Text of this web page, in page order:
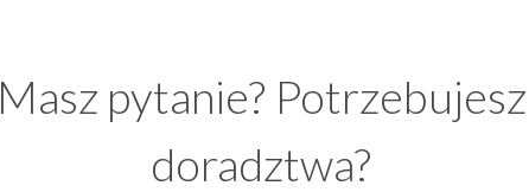
Masz pytanie? Potrzebujesz
doradztwa?